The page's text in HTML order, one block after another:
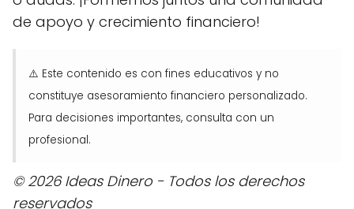
de apoyo y crecimiento financiero!
⚠️ Este contenido es con fines educativos y no
constituye asesoramiento financiero personalizado.
Para decisiones importantes, consulta con un
profesional.
© 2026 Ideas Dinero - Todos los derechos
reservados